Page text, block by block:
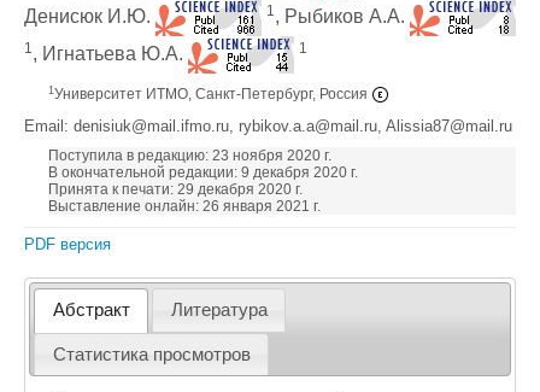
Денисюк И.Ю. 1 , Рыбиков А.А.
1 , Игнатьева Ю.А. 1
1 Университет ИТМО, Санкт-Петербург, Россия
Email: denisiuk@mail.ifmo.ru, rybikov.a.a@mail.ru, Alissia87@mail.ru
Поступила в редакцию: 23 ноября 2020 г.
В окончательной редакции: 9 декабря 2020 г.
Принята к печати: 29 декабря 2020 г.
Выставление онлайн: 26 января 2021 г.
PDF версия
Абстракт Литература
Статистика просмотров